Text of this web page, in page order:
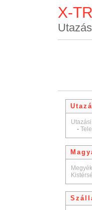
X-
-
Megyék